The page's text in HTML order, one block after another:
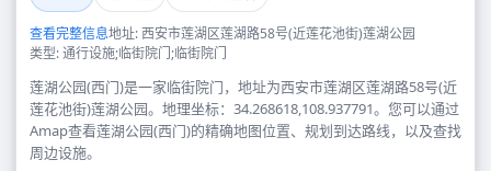
查看完整信息地址: 西安市莲湖区莲湖路58号(近莲花池街)莲湖公园
类型: 通行设施;临街院门;临街院门
莲湖公园(西门)是一家临街院门，地址为西安市莲湖区莲湖路58号(近
莲花池街)莲湖公园。地理坐标：34.268618,108.937791。您可以通过
Amap查看莲湖公园(西门)的精确地图位置、规划到达路线，以及查找
周边设施。